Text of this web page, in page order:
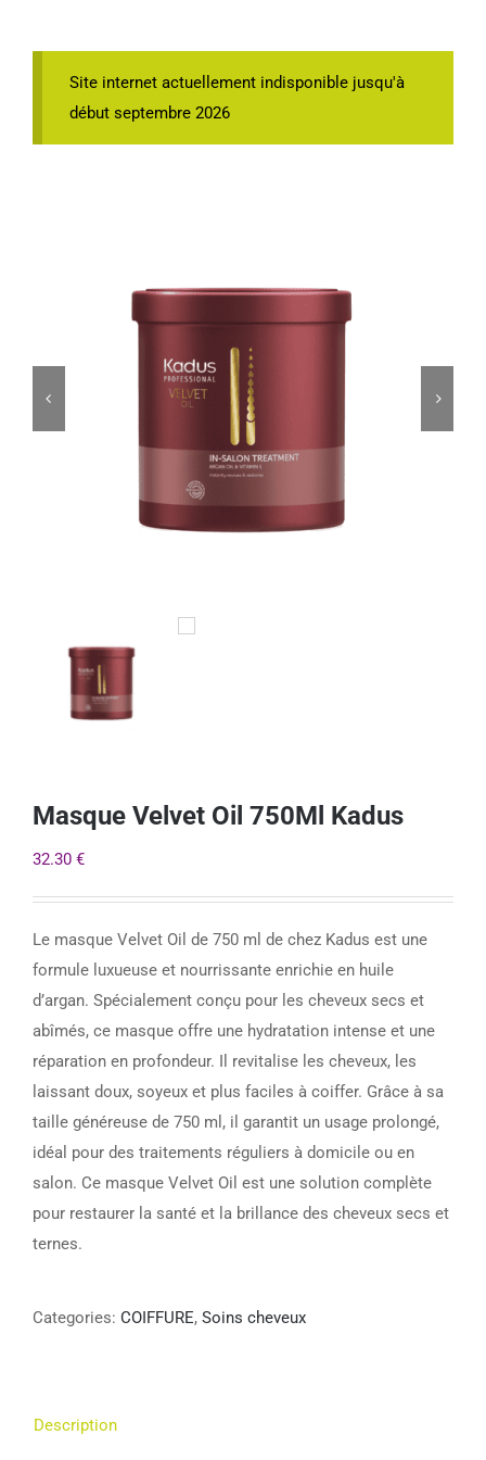
Site internet actuellement indisponible jusqu'à
début septembre 2026
 
Masque Velvet Oil 750Ml Kadus
32.30 €
Le masque Velvet Oil de 750 ml de chez Kadus est une
formule luxueuse et nourrissante enrichie en huile
d’argan. Spécialement conçu pour les cheveux secs et
abîmés, ce masque offre une hydratation intense et une
réparation en profondeur. Il revitalise les cheveux, les
laissant doux, soyeux et plus faciles à coiffer. Grâce à sa
taille généreuse de 750 ml, il garantit un usage prolongé,
idéal pour des traitements réguliers à domicile ou en
salon. Ce masque Velvet Oil est une solution complète
pour restaurer la santé et la brillance des cheveux secs et
ternes.
Categories: COIFFURE, Soins cheveux
Description